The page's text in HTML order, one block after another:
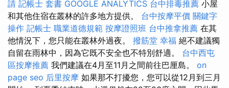
請 記帳士 套書 GOOGLE ANALYTICS 台中排毒推薦 小屋
和其他住宿在叢林的許多地方提供。 台中按摩平價 關鍵字
操作 記帳士 職業道德規範 按摩證照班 台中推拿推薦 在其
他情況下，您只能在叢林外過夜。 撥筋堂 幸福 絕不建議獨
自留在雨林中，因為它既不安全也不特別舒適。 台中西屯
區按摩推薦 我們建議在4月至11月之間前往巴厘島。 on
page seo 后里按摩 如果那不打擾您，您可以從12月到三月